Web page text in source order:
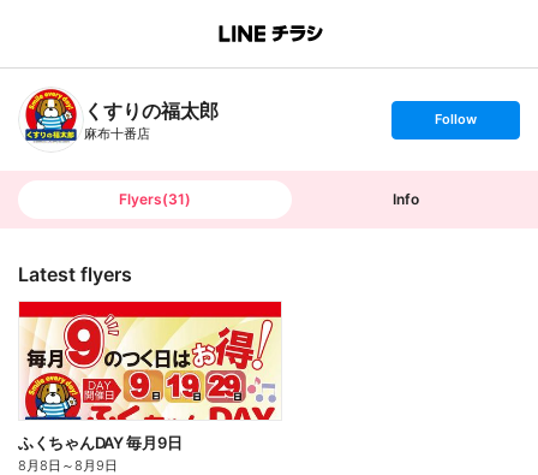
B
n
h
T
くすりの福太郎
麻布十番店
s
t
o
Follow
Flyers(31) Info
Latest flyers
ふくちゃんDAY 毎月9日
8月8日 ～8月9日